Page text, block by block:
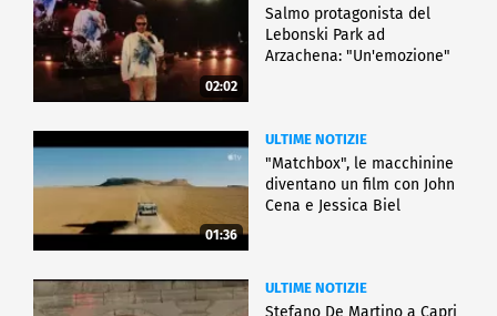
02:02
Salmo protagonista del
Lebonski Park ad
Arzachena: "Un'emozione"
01:36
ULTIME NOTIZIE
"Matchbox", le macchinine
diventano un film con John
Cena e Jessica Biel
ULTIME NOTIZIE
Stefano De Martino a Capri